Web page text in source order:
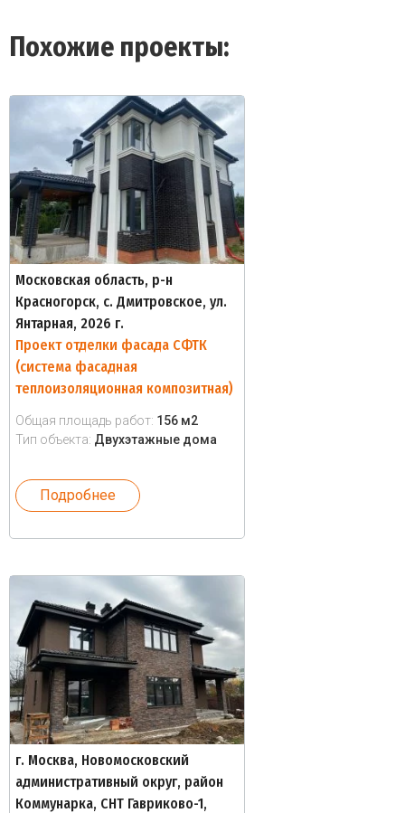
Похожие проекты:
Московская область, р-н
Красногорск, с. Дмитровское, ул.
Янтарная, 2026 г.
Проект отделки фасада СФТК
(система фасадная
теплоизоляционная композитная)
Общая площадь работ: 156 м2
Тип объекта: Двухэтажные дома
Подробнее
г. Москва, Новомосковский
административный округ, район
Коммунарка, СНТ Гавриково-1,